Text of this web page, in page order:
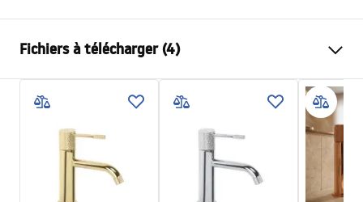
Méthode de montage
Couleur
Cuivre
Type de bec
Fixe
Matériel
Laiton
Portée du bec
mm
Fichiers à télécharger (4)
Conditions de garantie
Instructions de montage
faucet.pdf